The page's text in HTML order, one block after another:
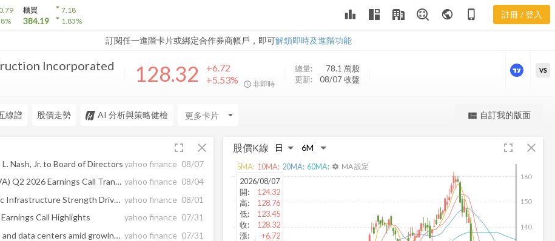
%
櫃買
384.19
arrow_drop_down7.18
arrow_drop_down1.83% leaderboard public phone_iphone 註冊 / 登入
訂閱任一進階卡片或綁定合作券商帳戶，即可解鎖即時及進階功能
GVA 新聞
Incorporated 128.32
+6.72
+5.53%
非即時
總量: 78.1 萬股
更新:
08/07 收盤
更強大的進階價量圖表
VS
線譜 股價走勢 AI 分析與策略健檢 arrow_drop_down view_quilt 自訂我的版面
fullscreen close
Nash, Jr. to Board of Directorsyahoo finance 08/07
Granite Construction (GVA) Q2 2026 Earnings Call Transcript yahoo finance 08/04
GVA Q2 Deep Dive: Public Infrastructure Strength Drives Growth, Margins Face Cost Pressures yahoo finance 08/01
Call Highlights
yahoo finance 07/31
Granite targets rail, roads and data centers amid growing backlog yahoo finance 07/31
股價K線 fullscreen close
140
150
160
2026/08/07
開:
124.32
高:
128.76
低:
123.45
收:
128.32
漲:
+6.72
5MA: 10MA: 20MA: 60MA: settings MA 設定